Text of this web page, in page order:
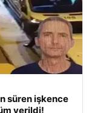
süren işkence
verildi!